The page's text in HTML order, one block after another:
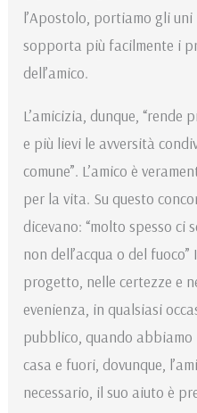
l’Apostolo, portiamo gli
sopporta più facilmente i
dell’amico.
L’amicizia, dunque,
e più lievi le avversità
comune”. L’amico è
per la vita. Su questo
dicevano: “molto spesso ci
non dell’acqua o del
progetto, nelle certezze e
evenienza, in qualsiasi
pubblico, quando
casa e fuori, dovunque,
necessario, il suo aiuto è